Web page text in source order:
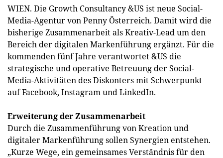
WIEN. Die Growth Consultancy &US ist neue Social-
Media-Agentur von Penny Österreich. Damit wird die
bisherige Zusammenarbeit als Kreativ-Lead um den
Bereich der digitalen Markenführung ergänzt. Für die
kommenden fünf Jahre verantwortet &US die
strategische und operative Betreuung der Social-
Media-Aktivitäten des Diskonters mit Schwerpunkt
auf Facebook, Instagram und LinkedIn.
Erweiterung der Zusammenarbeit
Durch die Zusammenführung von Kreation und
digitaler Markenführung sollen Synergien entstehen.
„Kurze Wege, ein gemeinsames Verständnis für den